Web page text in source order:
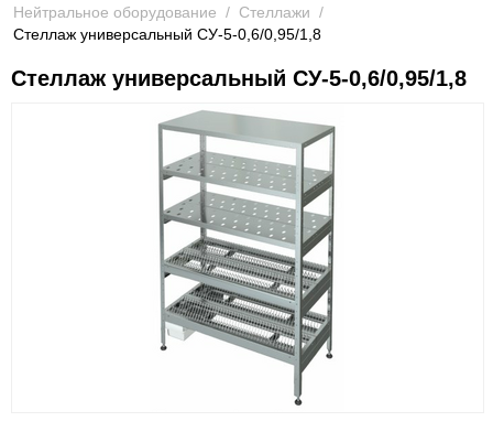
Нейтральное оборудование / Стеллажи /
Стеллаж универсальный СУ-5-0,6/0,95/1,8
Стеллаж универсальный СУ-5-0,6/0,95/1,8